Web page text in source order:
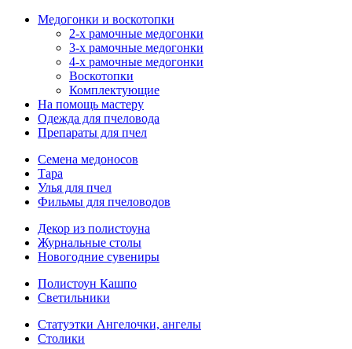
Медогонки и воскотопки
2-х рамочные медогонки
3-х рамочные медогонки
4-х рамочные медогонки
Воскотопки
Комплектующие
На помощь мастеру
Одежда для пчеловода
Препараты для пчел
Семена медоносов
Тара
Улья для пчел
Фильмы для пчеловодов
Декор из полистоуна
Журнальные столы
Новогодние сувениры
Полистоун Кашпо
Светильники
Статуэтки Ангелочки, ангелы
Столики